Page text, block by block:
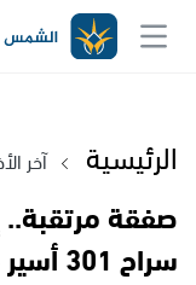
الرئيسية آخر
صفقة
سراح 301 أسير فلسطيني مقابل جثتين